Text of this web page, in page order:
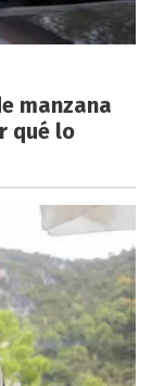
manzana
qué lo